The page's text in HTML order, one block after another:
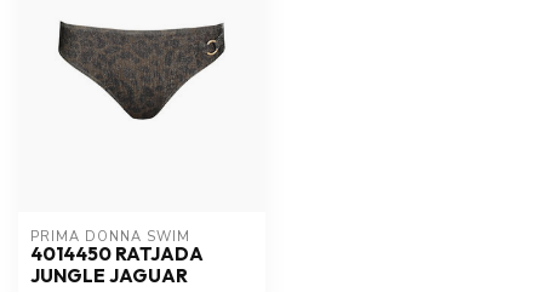
PRIMA DONNA SWIM
4014450 RATJADA
JUNGLE JAGUAR